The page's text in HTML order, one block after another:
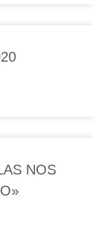
NOS